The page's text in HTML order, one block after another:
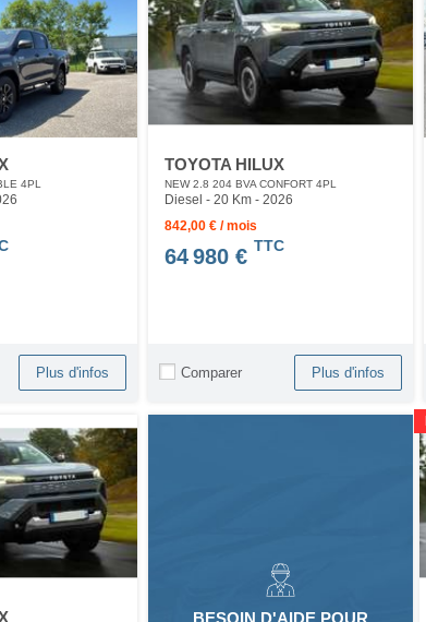
4PL
Plus d'infos
TOYOTA HILUX
NEW 2.8 204 BVA CONFORT 4PL
Diesel - 20 Km - 2026
842,00 € / mois
64 980 € TTC
Comparer Plus d'infos
BESOIN D'AIDE POUR